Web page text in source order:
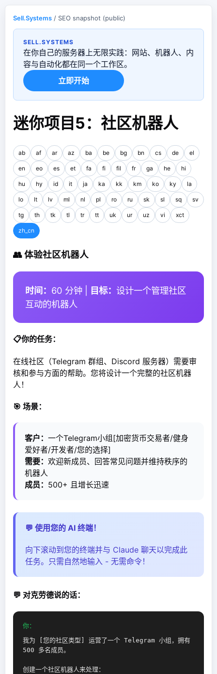
Sell.Systems / SEO snapshot (public)
SELL.SYSTEMS
在你自己的服务器上无限实践：网站、机器人、内
容与自动化都在同一个工作区。
立即开始
迷你项目5：社区机器人
ab af ar az ba be bg bn cs de el
en eo es et fa fi fil fr ga he hi
hu hy id it ja ka kk km ko ky la
lo lt lv ml nl pl ro ru sk sl sq sv
tg th tk tl tr tt uk ur uz vi xct
zh_cn
👥 体验社区机器人
时间： 60 分钟 | 目标： 设计一个管理社区
互动的机器人
📋你的任务：
在线社区（Telegram 群组、Discord 服务器）需要审
核和参与方面的帮助。您将设计一个完整的社区机器
人！
🎯 场景：
客户： 一个Telegram小组[加密货币交易者/健身
爱好者/开发者/您的选择]
需要： 欢迎新成员、回答常见问题并维持秩序的
机器人
成员： 500+ 且增长迅速
💬 使用您的 AI 终端！
向下滚动到您的终端并与 Claude 聊天以完成此
任务。只需自然地输入 - 无需命令！
💬 对克劳德说的话：
你：
我为 [您的社区类型] 运营了一个 Telegram 小组，拥有
500 多名成员。
创建一个社区机器人来处理：